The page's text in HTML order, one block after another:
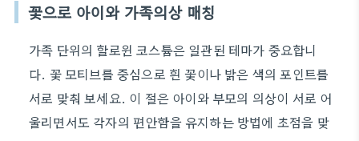
꽃으로 아이와 가족의상 매칭
가족 단위의 할로윈 코스튬은 일관된 테마가 중요합니
다. 꽃 모티브를 중심으로 흰 꽃이나 밝은 색의 포인트를
서로 맞춰 보세요. 이 절은 아이와 부모의 의상이 서로 어
울리면서도 각자의 편안함을 유지하는 방법에 초점을 맞